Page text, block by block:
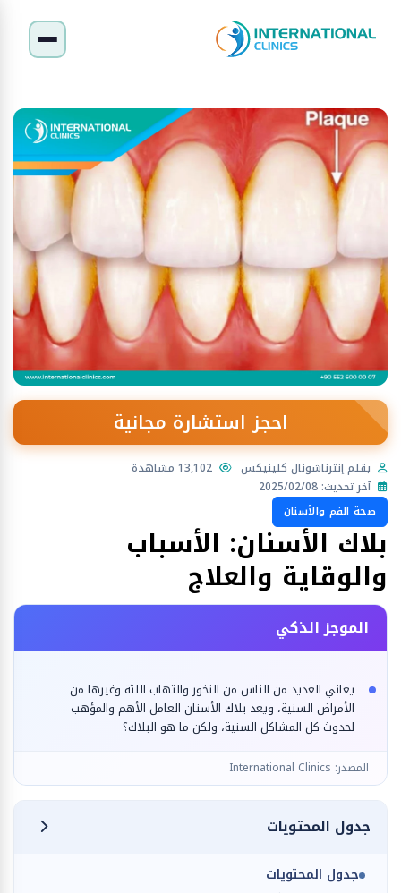
احجز استشارة مجانية
بقلم إنترناشونال كلينيكس
13,102 مشاهدة
آخر تحديث: 2025/02/08
صحة الفم والأسنان
بلاك الأسنان: الأسباب
والوقاية والعلاج
الموجز الذكي
يعاني العديد من الناس من النخور والتهاب اللثة وغيرها من
الأمراض السنية، ويعد بلاك الأسنان العامل الأهم والمؤهب
لحدوث كل المشاكل السنية، ولكن ما هو البلاك؟
المصدر: International Clinics
جدول المحتويات
جدول المحتويات